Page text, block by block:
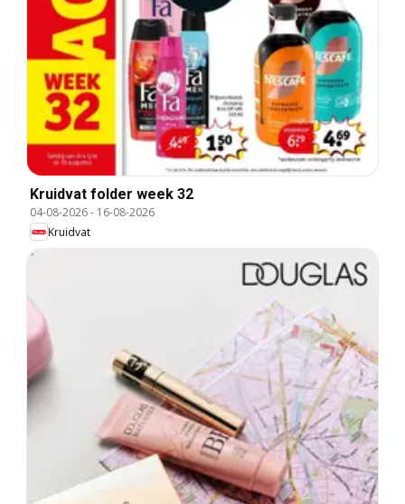
Kruidvat folder week 32
04-08-2026- 16-08-2026
Kruidvat